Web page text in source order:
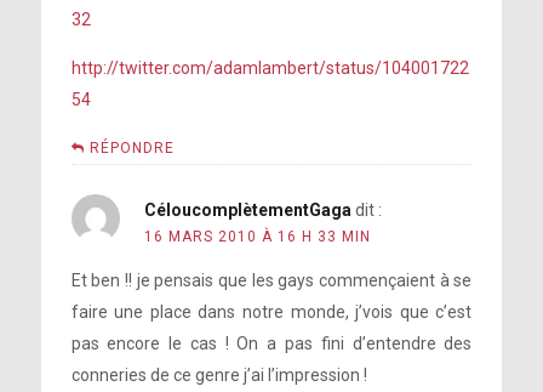
32
http://twitter.com/adamlambert/status/104001722
54
RÉPONDRE
CéloucomplètementGaga dit :
16 MARS 2010 À 16 H 33 MIN
Et ben !! je pensais que les gays commençaient à se
faire une place dans notre monde, j’vois que c’est
pas encore le cas ! On a pas fini d’entendre des
conneries de ce genre j’ai l’impression !